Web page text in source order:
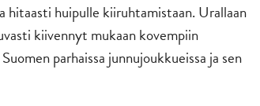
hitaasti huipulle kiiruhtamistaan. Urallaan
kiivennyt mukaan kovempiin
parhaissa junnujoukkueissa ja sen